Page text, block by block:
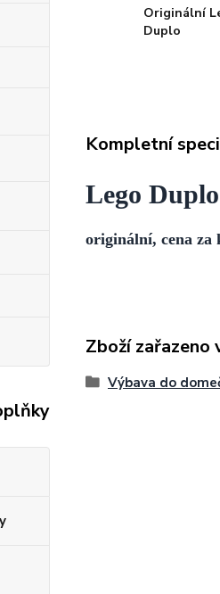
Originální
Duplo
Kompletní
Lego
originální, cena za
Zboží zařazeno
Výbava do